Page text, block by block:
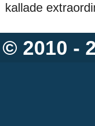
kallade
© 2010 -